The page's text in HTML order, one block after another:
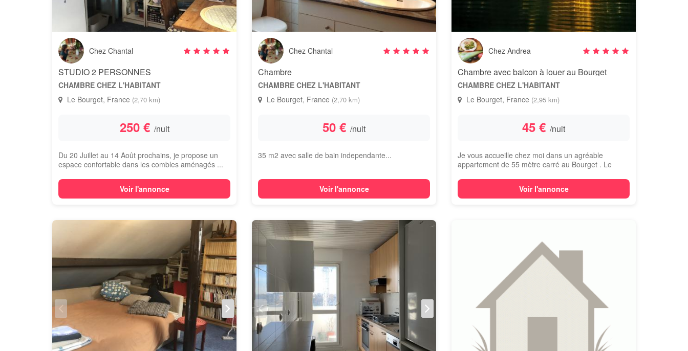
Chez Chantal
STUDIO 2 PERSONNES
CHAMBRE CHEZ L'HABITANT
Le Bourget, France (2,70 km)
250 € /nuit
Du 20 Juillet au 14 Août prochains, je propose un
espace confortable dans les combles aménagés ...
Voir l'annonce
Chez Chantal
Chambre
CHAMBRE CHEZ L'HABITANT
Le Bourget, France (2,70 km)
50 € /nuit
35 m2 avec salle de bain independante...
Voir l'annonce
Chez Andrea
Chambre avec balcon à louer au Bourget
CHAMBRE CHEZ L'HABITANT
Le Bourget, France (2,95 km)
45 € /nuit
Je vous accueille chez moi dans un agréable
appartement de 55 mètre carré au Bourget . Le
Voir l'annonce